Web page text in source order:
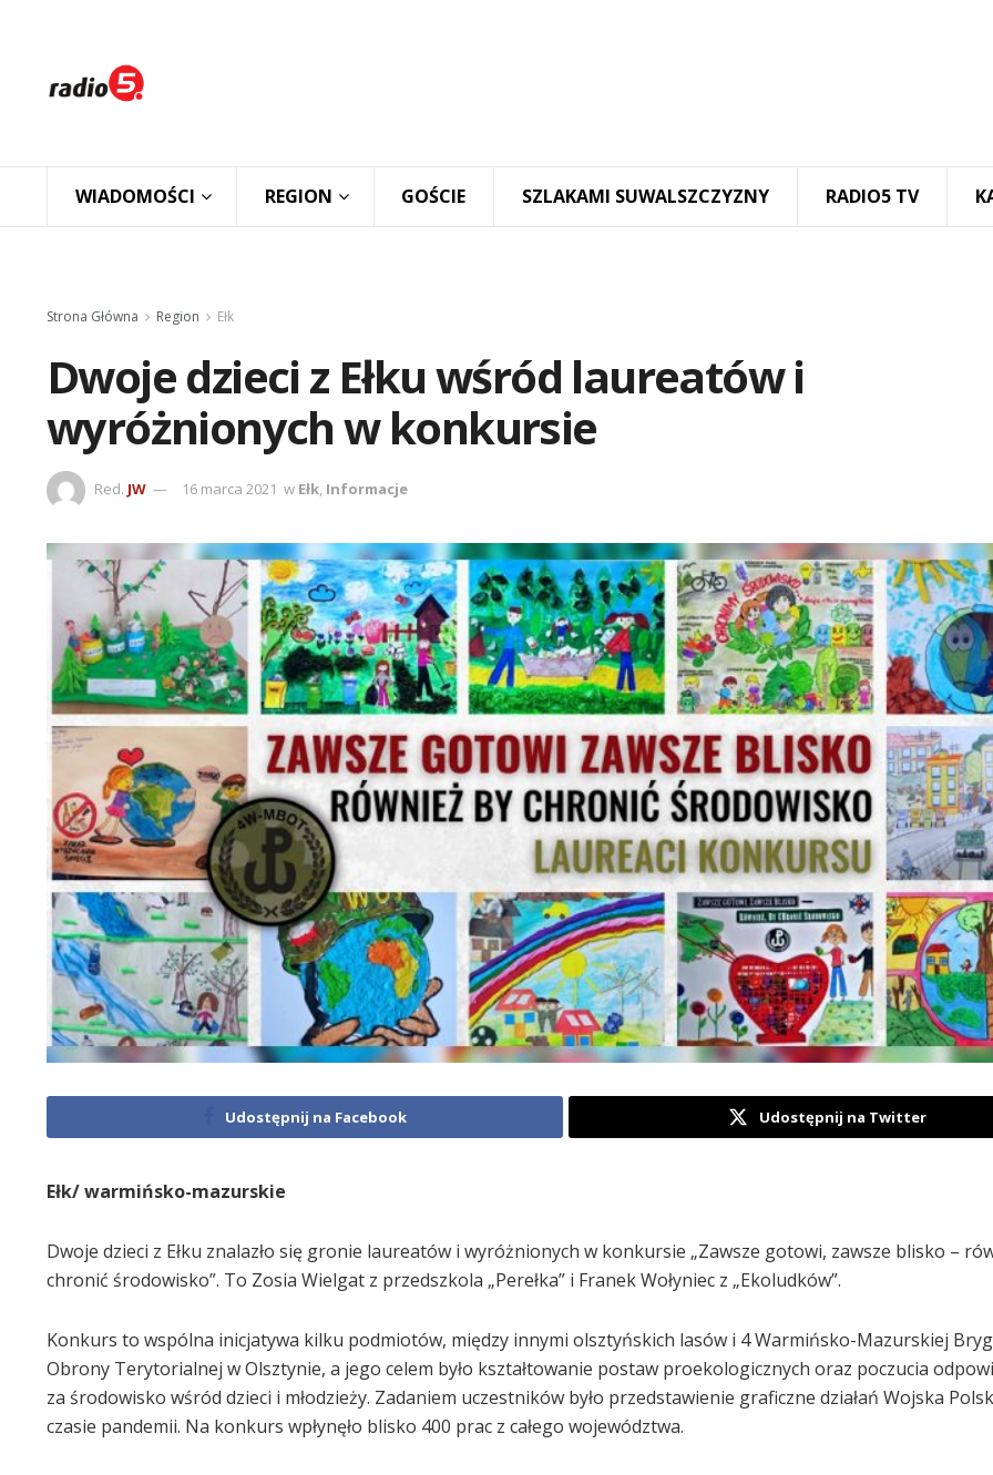
WIADOMOŚCI REGION GOŚCIE SZLAKAMI SUWALSZCZYZNY RADIO5 TV
Strona Główna Region Ełk
Dwoje dzieci z Ełku wśród laureatów i
wyróżnionych w konkursie
Red. JW 16 marca 2021 w Ełk, Informacje
Udostępnij na Facebook Udostępnij na Twitter
Ełk/ warmińsko-mazurskie
Dwoje dzieci z Ełku znalazło się gronie laureatów i wyróżnionych w konkursie „Zawsze gotowi, zawsze blisko –
chronić środowisko”. To Zosia Wielgat z przedszkola „Perełka” i Franek Wołyniec z „Ekoludków”.
Konkurs to wspólna inicjatywa kilku podmiotów, między innymi olsztyńskich lasów i 4 Warmińsko-Mazurskiej
Obrony Terytorialnej w Olsztynie, a jego celem było kształtowanie postaw proekologicznych oraz poczucia
za środowisko wśród dzieci i młodzieży. Zadaniem uczestników było przedstawienie graficzne działań Wojska
czasie pandemii. Na konkurs wpłynęło blisko 400 prac z całego województwa.